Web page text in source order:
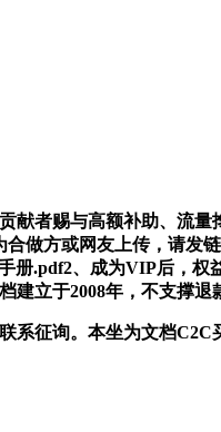
者赐与高额补助、流量
做方或网友上传，请
册.pdf2、成为VIP后，
立于2008年，不支撑退
征询。本坐为文档C2C